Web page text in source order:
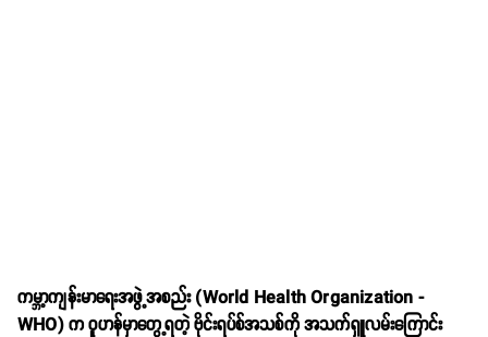
ကမ္ဘာ့ကျန်းမာရေးအဖွဲ့အစည်း (World Health Organization -
WHO) က ဝူဟန်မှာတွေ့ရတဲ့ ဗိုင်းရပ်စ်အသစ်ကို အသက်ရှူလမ်းကြောင်း